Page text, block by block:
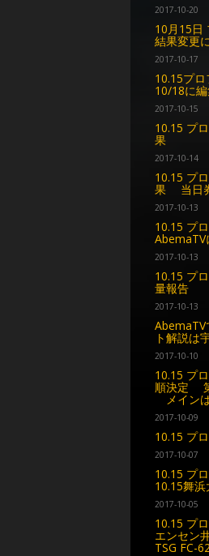
2017-10-20
10月15日
結果変更
2017-10-17
10.15プ
10/18に編
2017-10-15
10.15 プ
果
2017-10-14
10.15 プ
果 当日
2017-10-13
10.15 プ
AbemaTV
2017-10-13
10.15 プ
量報告
2017-10-13
AbemaTV
ト解説は
2017-10-10
10.15 プ
順決定 第
メインは
2017-10-09
10.15 プ
2017-10-07
10.15 プ
10.15舞浜
2017-10-05
10.15 プ
エンセン
TSG FC-